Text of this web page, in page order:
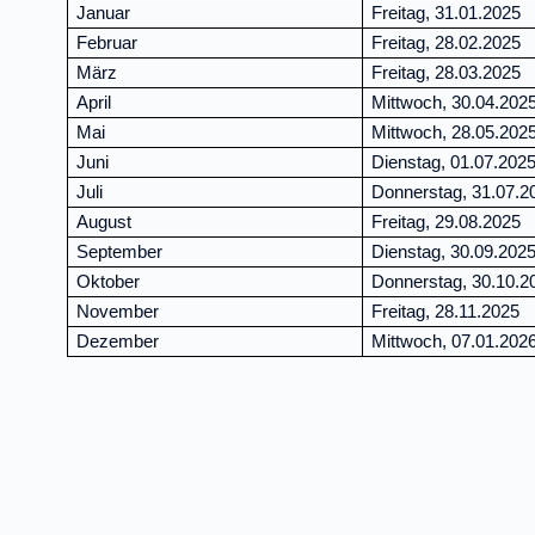
Januar
Freitag, 31.01.2025
Februar
Freitag, 28.02.2025
März
Freitag, 28.03.2025
April
Mittwoch,
Mai
Mittwoch,
Juni
Dienstag, 01.07.2025
Juli
Donnerstag,
August
Freitag, 29.08.2025
September
Dienstag, 30.09.2025
Oktober
Donnerstag,
November
Freitag, 28.11.2025
Dezember
Mittwoch,